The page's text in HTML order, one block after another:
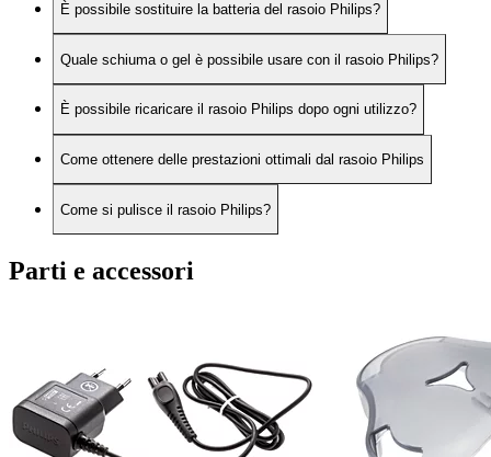
È possibile sostituire la batteria del rasoio Philips?
Quale schiuma o gel è possibile usare con il rasoio Philips?
È possibile ricaricare il rasoio Philips dopo ogni utilizzo?
Come ottenere delle prestazioni ottimali dal rasoio Philips
Come si pulisce il rasoio Philips?
Parti e accessori